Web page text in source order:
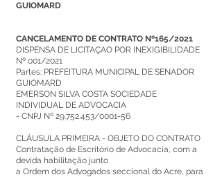
GUIOMARD
CANCELAMENTO DE CONTRATO Nº165/2021
DISPENSA DE LICITAÇAO POR INEXIGIBILIDADE
Nº 001/2021
Partes: PREFEITURA MUNICIPAL DE SENADOR
GUIOMARD
EMERSON SILVA COSTA SOCIEDADE
INDIVIDUAL DE ADVOCACIA
- CNPJ Nº 29.752.453/0001-56
CLÁUSULA PRIMEIRA - OBJETO DO CONTRATO
Contratação de Escritório de Advocacia, com a
devida habilitação junto
a Ordem dos Advogados seccional do Acre, para